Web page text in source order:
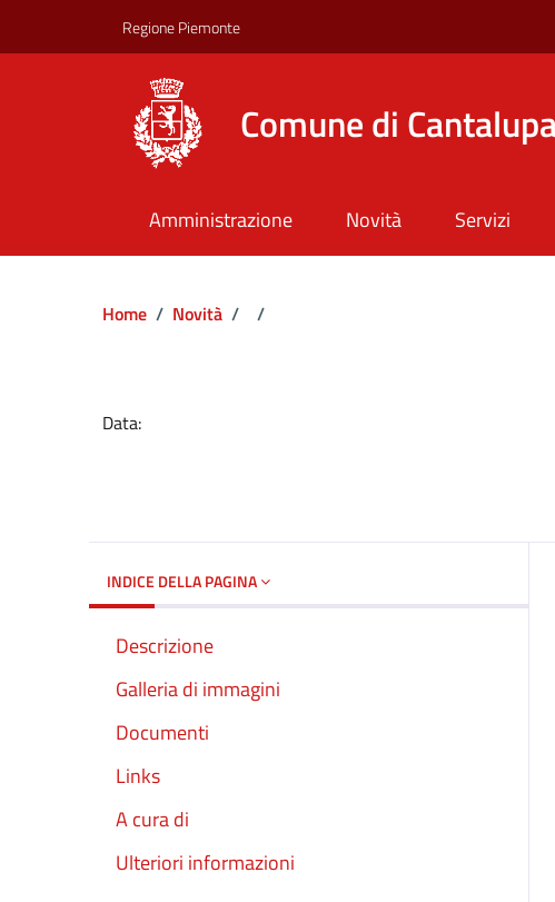
Regione Piemonte
Comune di
Amministrazione Novità Servizi
Home / Novità / /
Data:
INDICE DELLA PAGINA
Descrizione
Galleria di immagini
Documenti
Links
A cura di
Ulteriori informazioni